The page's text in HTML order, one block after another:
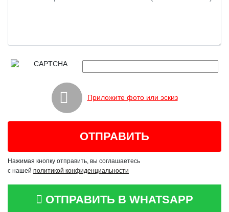
Приложите фото или эскиз
Нажимая кнопку отправить, вы соглашаетесь
с нашей политикой конфиденциальности
ОТПРАВИТЬ В WHATSAPP